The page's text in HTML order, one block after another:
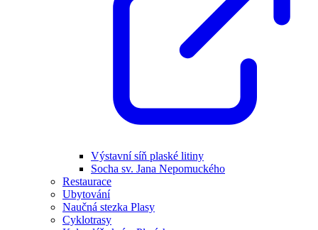
Výstavní síň plaské litiny
Socha sv. Jana Nepomuckého
Restaurace
Ubytování
Naučná stezka Plasy
Cyklotrasy